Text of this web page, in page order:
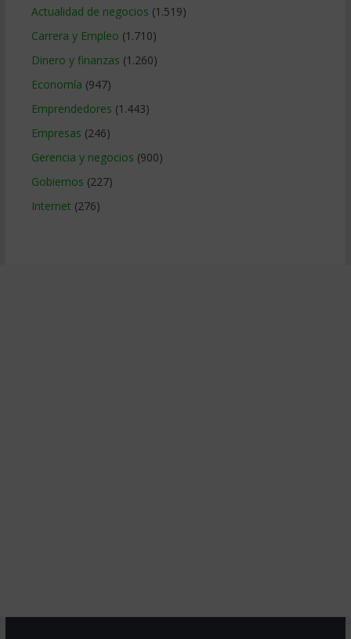
Actualidad de negocios (1.519)
Carrera y Empleo (1.710)
Dinero y finanzas (1.260)
Economía (947)
Emprendedores (1.443)
Empresas (246)
Gerencia y negocios (900)
Gobiernos (227)
Internet (276)